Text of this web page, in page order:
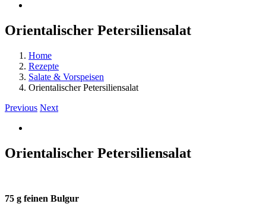
Orientalischer Petersiliensalat
Home
Rezepte
Salate & Vorspeisen
Orientalischer Petersiliensalat
Previous Next
Image
Orientalischer Petersiliensalat
75 g feinen Bulgur